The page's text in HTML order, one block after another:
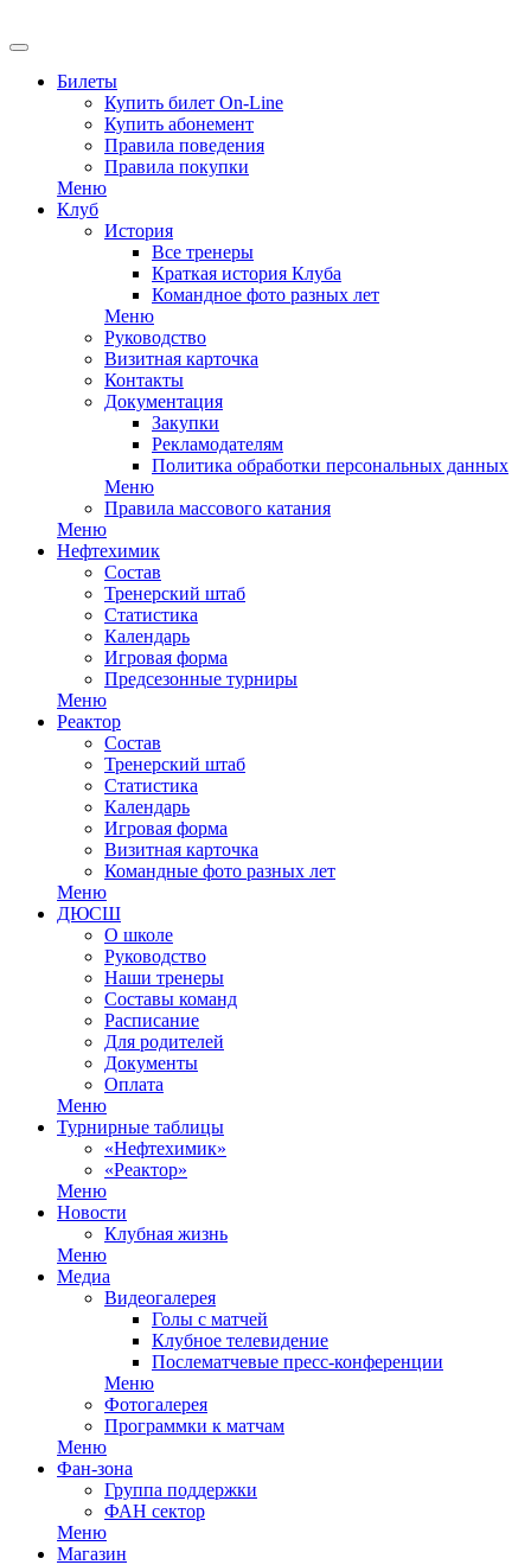
Билеты
Купить билет On-Line
Купить абонемент
Правила поведения
Правила покупки
Меню
Клуб
История
Все тренеры
Краткая история Клуба
Командное фото разных лет
Меню
Руководство
Визитная карточка
Контакты
Документация
Закупки
Рекламодателям
Политика обработки персональных данных
Меню
Правила массового катания
Меню
Нефтехимик
Состав
Тренерский штаб
Статистика
Календарь
Игровая форма
Предсезонные турниры
Меню
Реактор
Состав
Тренерский штаб
Статистика
Календарь
Игровая форма
Визитная карточка
Командные фото разных лет
Меню
ДЮСШ
О школе
Руководство
Наши тренеры
Составы команд
Расписание
Для родителей
Документы
Оплата
Меню
Турнирные таблицы
«Нефтехимик»
«Реактор»
Меню
Новости
Клубная жизнь
Меню
Медиа
Видеогалерея
Голы с матчей
Клубное телевидение
Послематчевые пресс-конференции
Меню
Фотогалерея
Программки к матчам
Меню
Фан-зона
Группа поддержки
ФАН сектор
Меню
Магазин